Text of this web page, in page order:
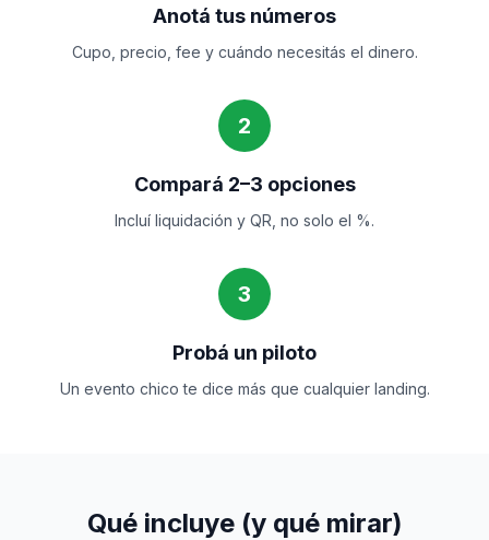
Anotá tus números
Cupo, precio, fee y cuándo necesitás el dinero.
2
Compará 2–3 opciones
Incluí liquidación y QR, no solo el %.
3
Probá un piloto
Un evento chico te dice más que cualquier landing.
Qué incluye (y qué mirar)